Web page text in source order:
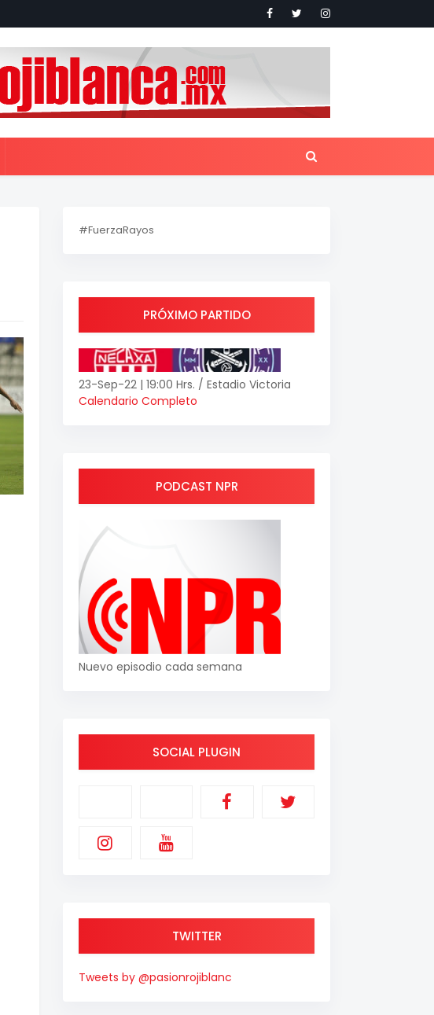
#FuerzaRayos
PRÓXIMO PARTIDO
23-Sep-22 | 19:00 Hrs. / Estadio Victoria
Calendario Completo
PODCAST NPR
Nuevo episodio cada semana
SOCIAL PLUGIN
TWITTER
Tweets by @pasionrojiblanc